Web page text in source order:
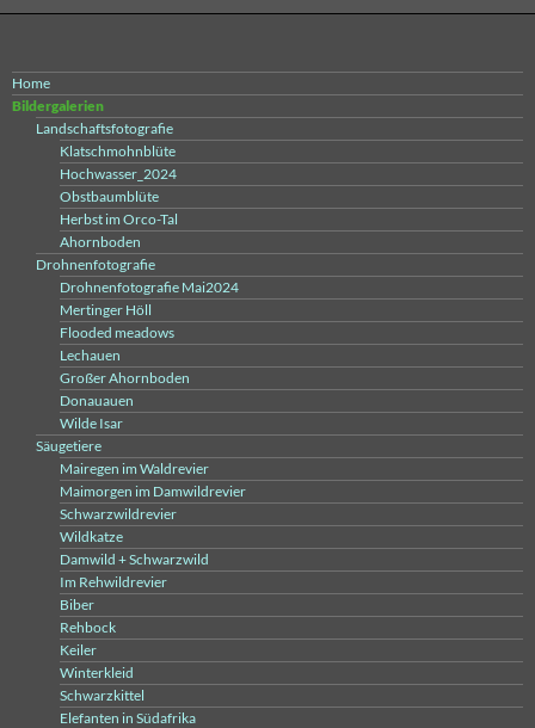
Home
Bildergalerien
Landschaftsfotografie
Klatschmohnblüte
Hochwasser_2024
Obstbaumblüte
Herbst im Orco-Tal
Ahornboden
Drohnenfotografie
Drohnenfotografie Mai2024
Mertinger Höll
Flooded meadows
Lechauen
Großer Ahornboden
Donauauen
Wilde Isar
Säugetiere
Mairegen im Waldrevier
Maimorgen im Damwildrevier
Schwarzwildrevier
Wildkatze
Damwild + Schwarzwild
Im Rehwildrevier
Biber
Rehbock
Keiler
Winterkleid
Schwarzkittel
Elefanten in Südafrika